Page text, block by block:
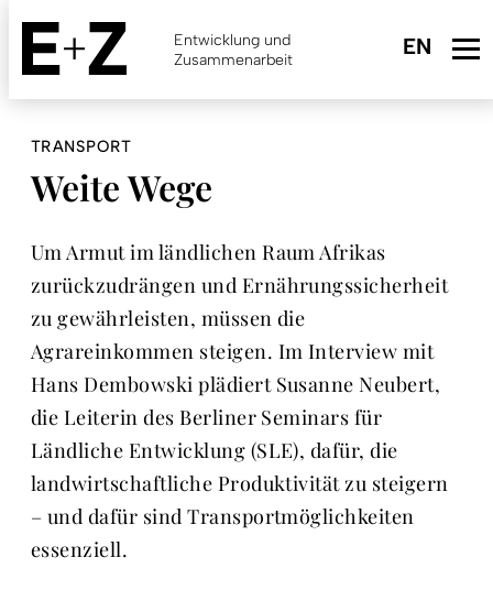
Skip
main
content
Entwicklung und
Zusammenarbeit
TRANSPORT
Weite Wege
Um Armut im ländlichen Raum Afrikas
zurückzudrängen und Ernährungssicherheit
zu gewährleisten, müssen die
Agrareinkommen steigen. Im Interview mit
Hans Dembowski plädiert Susanne Neubert,
die Leiterin des Berliner Seminars für
Ländliche Entwicklung (SLE), dafür, die
landwirtschaftliche Produktivität zu steigern
– und dafür sind Transportmöglichkeiten
essenziell.